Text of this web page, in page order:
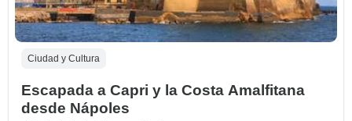
Ciudad y Cultura
Escapada a Capri y la Costa Amalfitana
desde Nápoles